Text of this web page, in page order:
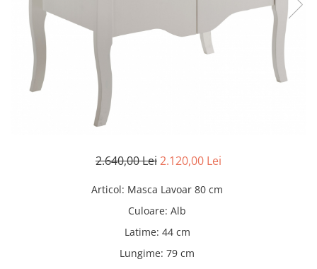
Oferte speciale
Banchete
Sezlong living
2.640,00 Lei2.120,00 Lei
Articol: Masca Lavoar 80 cm
Culoare: Alb
Latime: 44 cm
Lungime: 79 cm